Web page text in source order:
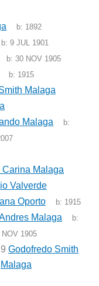
b: 1892
b:9 JUL 1901
b:30 NOV 1905
b: 1915
Malaga
Malaga
b:
Malaga
Valverde
Oporto b: 1915
Malaga
b:
NOV 1905
9 Godofredo Smith
Malaga